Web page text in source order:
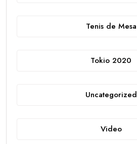
Tenis de Mesa
Tokio 2020
Uncategorized
Video